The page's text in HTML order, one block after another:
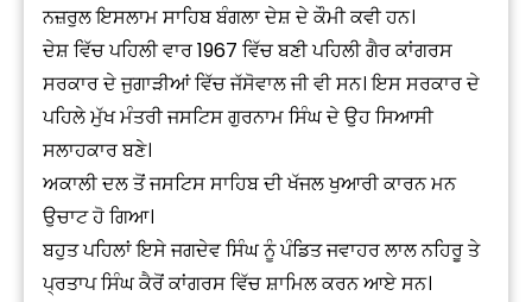
ਨਜ਼ਰੁਲ ਇਸਲਾਮ ਸਾਹਿਬ ਬੰਗਲਾ ਦੇਸ਼ ਦੇ ਕੌਮੀ ਕਵੀ ਹਨ।
ਦੇਸ਼ ਵਿੱਚ ਪਹਿਲੀ ਵਾਰ 1967 ਵਿੱਚ ਬਣੀ ਪਹਿਲੀ ਗੈਰ ਕਾਂਗਰਸ
ਸਰਕਾਰ ਦੇ ਜੁਗਾੜੀਆਂ ਵਿੱਚ ਜੱਸੋਵਾਲ ਜੀ ਵੀ ਸਨ। ਇਸ ਸਰਕਾਰ ਦੇ
ਪਹਿਲੇ ਮੁੱਖ ਮੰਤਰੀ ਜਸਟਿਸ ਗੁਰਨਾਮ ਸਿੰਘ ਦੇ ਉਹ ਸਿਆਸੀ
ਸਲਾਹਕਾਰ ਬਣੇ।
ਅਕਾਲੀ ਦਲ ਤੋਂ ਜਸਟਿਸ ਸਾਹਿਬ ਦੀ ਖੱਜਲ ਖੁਆਰੀ ਕਾਰਨ ਮਨ
ਉਚਾਟ ਹੋ ਗਿਆ।
ਬਹੁਤ ਪਹਿਲਾਂ ਇਸੇ ਜਗਦੇਵ ਸਿੰਘ ਨੂੰ ਪੰਡਿਤ ਜਵਾਹਰ ਲਾਲ ਨਹਿਰੂ ਤੇ
ਪ੍ਰਤਾਪ ਸਿੰਘ ਕੈਰੋਂ ਕਾਂਗਰਸ ਵਿੱਚ ਸ਼ਾਮਿਲ ਕਰਨ ਆਏ ਸਨ।